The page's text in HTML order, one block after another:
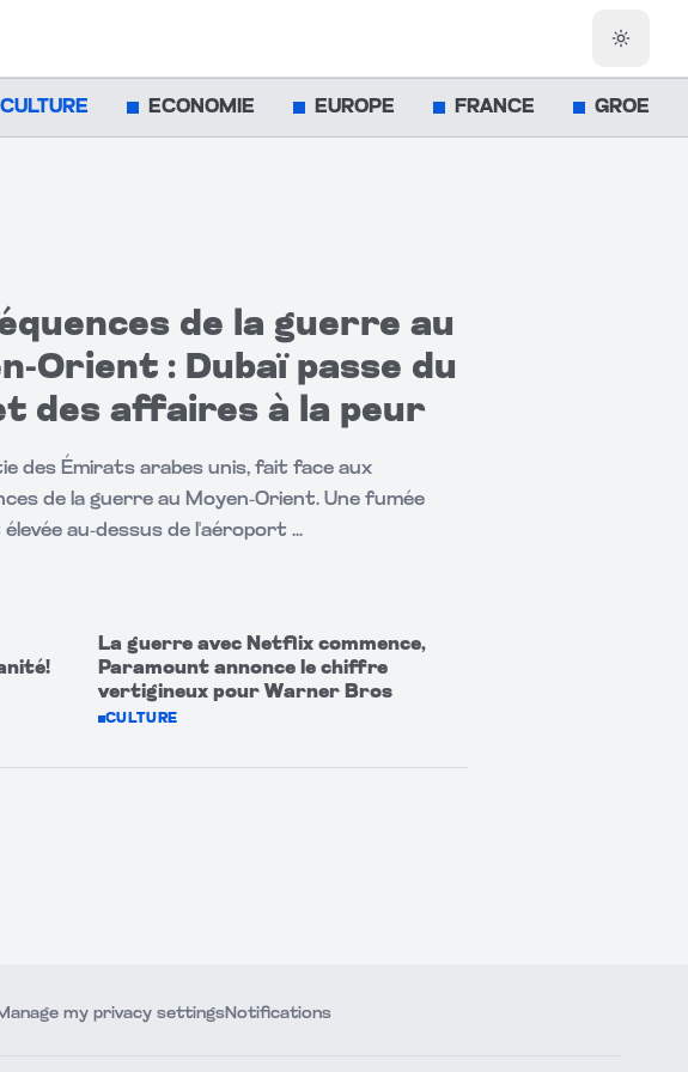
CULTURE ECONOMIE EUROPE FRANCE
de la guerre au
: Dubaï passe du
des affaires à la peur
des Émirats arabes unis, fait face aux
de la guerre au Moyen-Orient. Une fumée
au-dessus de l'aéroport ...
La guerre avec Netflix commence,
Paramount annonce le chiffre
vertigineux pour Warner Bros
CULTURE
my privacy settingsNotifications